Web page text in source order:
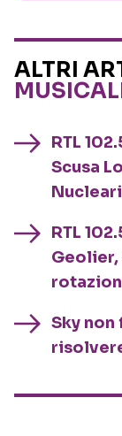
ALTRI
RTL
Scusa
RTL
Geolier,
Sky non